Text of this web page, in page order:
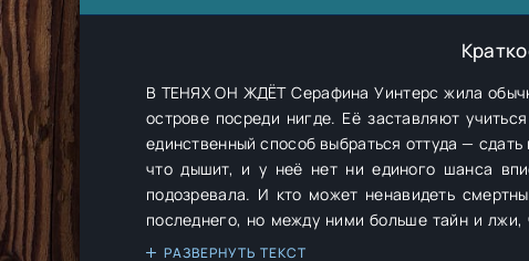
В ТЕНЯХ ОН ЖДЁТ Серафина Уинтерс жила обычной жизнью — той, по которой теперь скучает, оказавшись в плену на
острове посреди нигде. Её заставляют учиться в Академии Кварриертон — замке, полном бессмертных существ, и
единственный способ выбраться оттуда —
что дышит, и у неё нет ни единого шанса
подозревала. И кто может ненавидеть смертных сильнее, чем Дейн Далтон? Принц Теней презирает в ней всё до
последнего, но между ними больше тайн и лжи,
временем.
РАЗВЕРНУТЬ ТЕКСТ